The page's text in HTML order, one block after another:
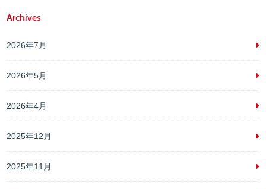
Archives
2026年7月
2026年5月
2026年4月
2025年12月
2025年11月